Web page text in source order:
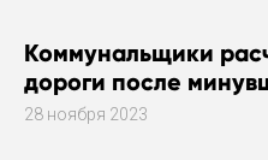
Коммунальщики
дороги после
28 ноября 2023